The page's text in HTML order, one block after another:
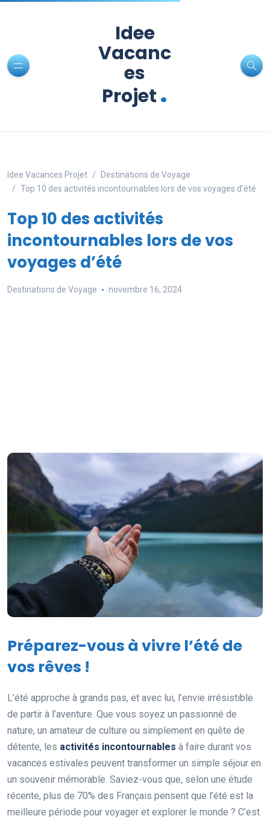
Idee
Vacanc
es
Projet.
Idee Vacances Projet
Destinations de Voyage
Top 10 des activités incontournables lors de vos voyages d’été
Top 10 des activités
incontournables lors de vos
voyages d’été
Destinations de Voyage novembre 16, 2024
Préparez-vous à vivre l’été de
vos rêves !
L’été approche à grands pas, et avec lui, l’envie irrésistible
de partir à l’aventure. Que vous soyez un passionné de
nature, un amateur de culture ou simplement en quête de
détente, les activités incontournables à faire durant vos
vacances estivales peuvent transformer un simple séjour en
un souvenir mémorable. Saviez-vous que, selon une étude
récente, plus de 70% des Français pensent que l’été est la
meilleure période pour voyager et explorer le monde ? C’est